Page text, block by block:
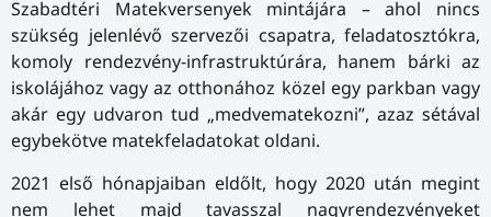
Szabadtéri Matekversenyek mintájára – ahol nincs
szükség jelenlévő szervezői csapatra, feladatosztókra,
komoly rendezvény-infrastruktúrára, hanem bárki az
iskolájához vagy az otthonához közel egy parkban vagy
akár egy udvaron tud „medvematekozni”, azaz sétával
egybekötve matekfeladatokat oldani.
2021 első hónapjaiban eldőlt, hogy 2020 után megint
nem lehet majd tavasszal nagyrendezvényeket